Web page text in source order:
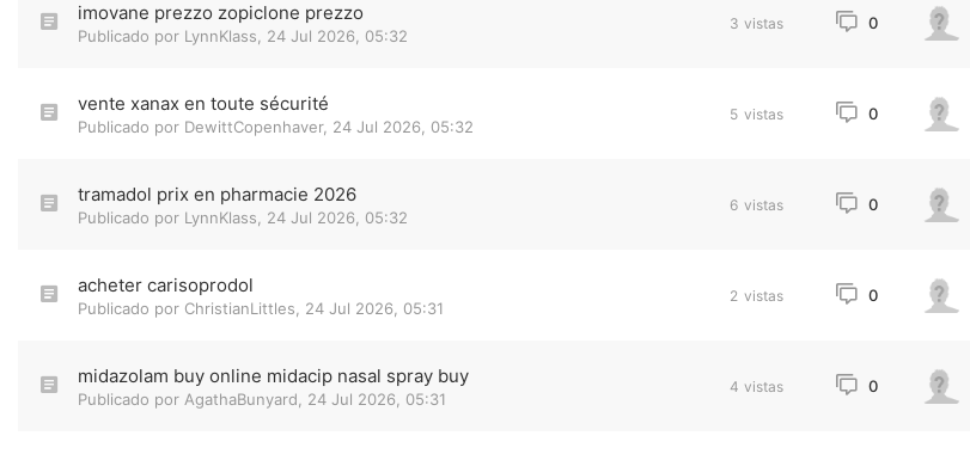
imovane prezzo zopiclone prezzo
Publicado por LynnKlass 24 Jul 2026, 05:32
3 vistas 0
vente xanax en toute sécurité
Publicado por DewittCopenhaver, 24 Jul 2026, 05:32
5 vistas 0
tramadol prix en pharmacie 2026
Publicado por LynnKlass 24 Jul 2026, 05:32
6 vistas 0
acheter carisoprodol
Publicado por ChristianLittles 24 Jul 2026, 05:31
2 vistas 0
midazolam buy online midacip nasal spray buy
Publicado por AgathaBunyard 24 Jul 2026, 05:31
4 vistas 0